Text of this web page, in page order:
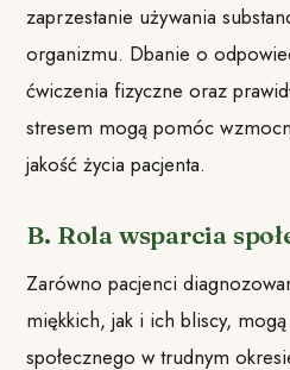
zaprzestanie używania
organizmu. Dbanie o
ćwiczenia fizyczne oraz
stresem mogą pomóc
jakość życia pacjenta.
B. Rola wsparcia
Zarówno pacjenci
miękkich, jak i ich bliscy,
społecznego w trudnym